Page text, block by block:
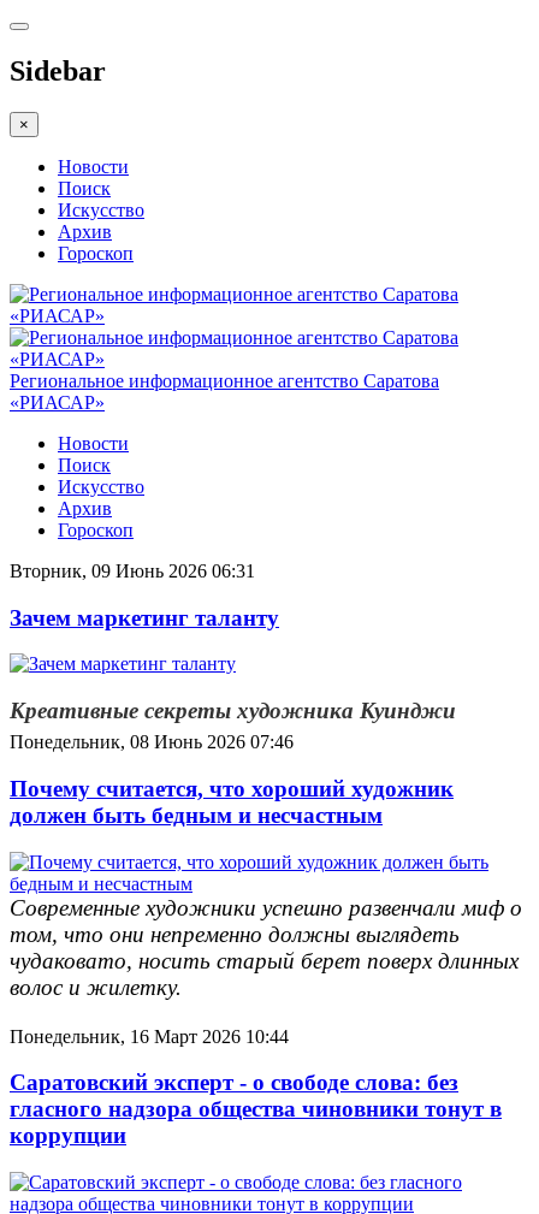
Sidebar
×
Новости
Поиск
Искусство
Архив
Гороскоп
Региональное информационное агентство Саратова
«РИАСАР»
Новости
Поиск
Искусство
Архив
Гороскоп
Вторник, 09 Июнь 2026 06:31
Зачем маркетинг таланту
Креативные секреты художника Куинджи
Понедельник, 08 Июнь 2026 07:46
Почему считается, что хороший художник
должен быть бедным и несчастным
Современные художники успешно развенчали миф о
том, что они непременно должны выглядеть
чудаковато, носить старый берет поверх длинных
волос и жилетку.
Понедельник, 16 Март 2026 10:44
Саратовский эксперт - о свободе слова: без
гласного надзора общества чиновники тонут в
коррупции